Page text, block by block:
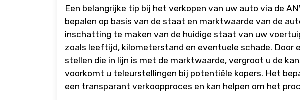
Een belangrijke tip bij het verkopen van uw auto via de
bepalen op basis van de staat en marktwaarde van de
inschatting te maken van de huidige staat van uw
zoals leeftijd, kilometerstand en eventuele schade. Door
stellen die in lijn is met de marktwaarde, vergroot u de
voorkomt u teleurstellingen bij potentiële kopers. Het
een transparant verkoopproces en kan helpen om het